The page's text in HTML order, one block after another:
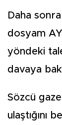
Daha
dosyam
yöndeki
davaya
Sözcü
ulaştığını